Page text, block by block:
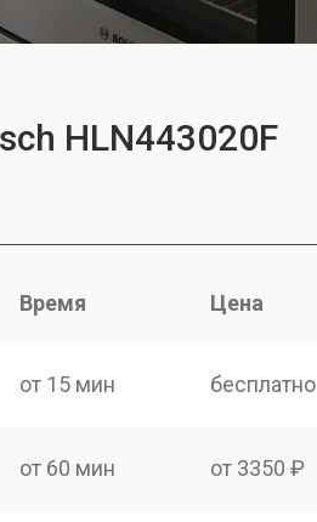
HLN443020F
Время Цена
от 15 мин бесплатно
от 60 мин от 3350 ₽